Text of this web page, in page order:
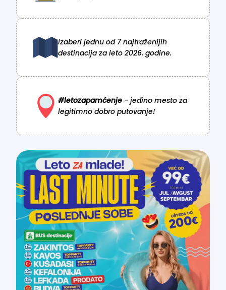
Izaberi jednu od 7 najtraženijih
destinacija za leto 2026. godine.
#letozapamćenje - jedino mesto za
legitimno dobro putovanje!